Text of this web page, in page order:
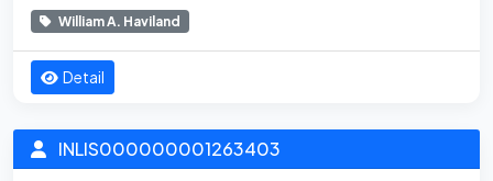
William A. Haviland
Detail
INLIS000000001263403